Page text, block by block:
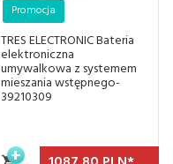
TRES ELECTRONIC Bateria
elektroniczna
umywalkowa z systemem
mieszania wstępnego-
39210309
Promocja